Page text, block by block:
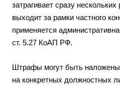
затрагивает сразу
выходит за рамки частного
применяется
ст. 5.27 КоАП РФ.
Штрафы могут быть наложены
на конкретных должностных